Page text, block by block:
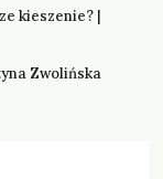
kieszenie? |
Zwolińska